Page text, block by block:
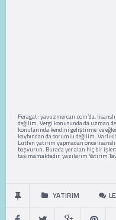
Feragat: yavuzmercan.com’da,
değilim. Vergi konusunda da uzman
konularında kendini geliştirme ve
kaybından da sorumlu değilim.
Lütfen yatırım yapmadan önce
başvurun. Burada yer alan hiç bir
taşımamaktadır. yazılarım Yatırım
YATIRIM